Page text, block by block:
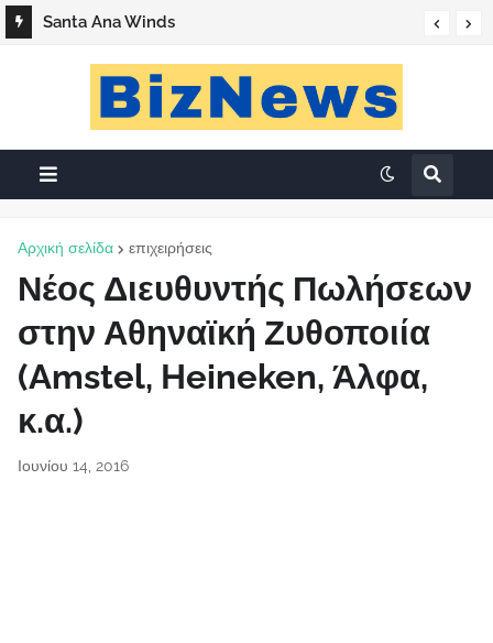
Santa Ana Winds
Αρχική σελίδα επιχειρήσεις
Νέος Διευθυντής Πωλήσεων
στην Αθηναϊκή Ζυθοποιία
(Amstel, Heineken, Άλφα,
κ.α.)
Ιουνίου 14, 2016